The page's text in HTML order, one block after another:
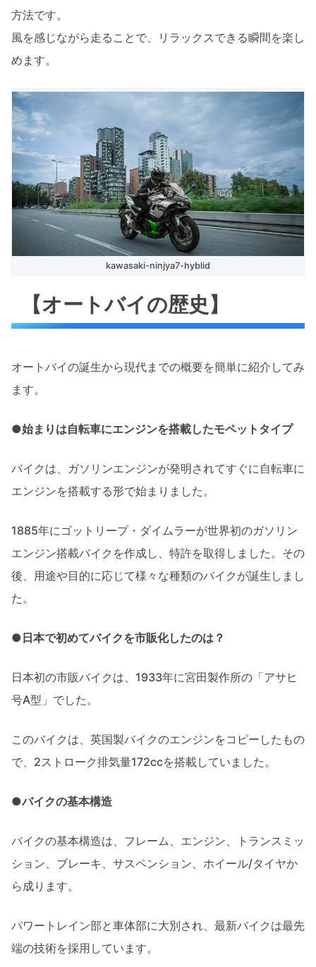
方法です。
風を感じながら走ることで、リラックスできる瞬間を楽し
めます。
kawasaki-ninjya7-hyblid
【オートバイの歴史】
オートバイの誕生から現代までの概要を簡単に紹介してみ
ます。
●始まりは自転車にエンジンを搭載したモペットタイプ
バイクは、ガソリンエンジンが発明されてすぐに自転車に
エンジンを搭載する形で始まりました。
1885年にゴットリープ・ダイムラーが世界初のガソリン
エンジン搭載バイクを作成し、特許を取得しました。その
後、用途や目的に応じて様々な種類のバイクが誕生しまし
た。
●日本で初めてバイクを市販化したのは？
日本初の市販バイクは、1933年に宮田製作所の「アサヒ
号A型」でした。
このバイクは、英国製バイクのエンジンをコピーしたもの
で、2ストローク排気量172ccを搭載していました。
●バイクの基本構造
バイクの基本構造は、フレーム、エンジン、トランスミッ
ション、ブレーキ、サスペンション、ホイール/タイヤか
ら成ります。
パワートレイン部と車体部に大別され、最新バイクは最先
端の技術を採用しています。